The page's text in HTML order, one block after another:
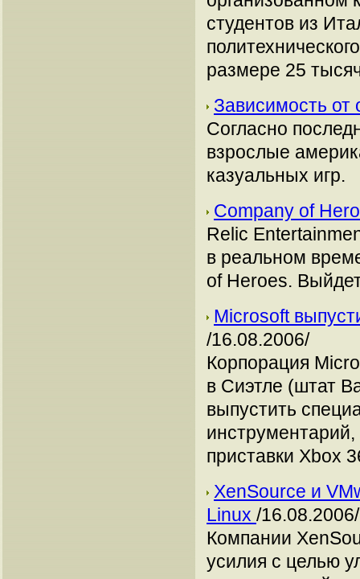
студентов из
размере 25
Зависимость от
Согласно
взрослые
казуальных игр.
Company of
Relic
в реальном
of Heroes.
Microsoft
/16.08.2006/
Корпорация
в Сиэтле (штат
выпустить
приставки Xbox
XenSource и
Linux /16.08.2006/
Компании
усилия с целью